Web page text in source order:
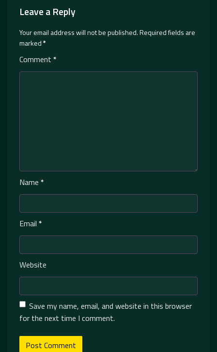
Leave a Reply
Your email address will not be published.Required fields are
marked*
Comment *
Name *
Email *
Website
Save my name, email, and website in this browser
for the next time I comment.